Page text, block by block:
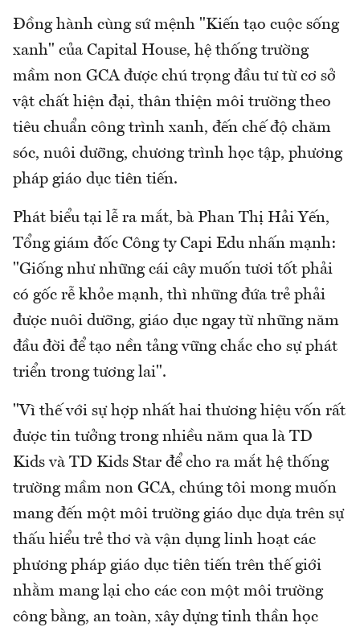
Đồng hành cùng sứ mệnh "Kiến tạo cuộc sống
xanh" của Capital House, hệ thống trường
mầm non GCA được chú trọng đầu tư từ cơ sở
vật chất hiện đại, thân thiện môi trường theo
tiêu chuẩn công trình xanh, đến chế độ chăm
sóc, nuôi dưỡng, chương trình học tập, phương
pháp giáo dục tiên tiến.
Phát biểu tại lễ ra mắt, bà Phan Thị Hải Yến,
Tổng giám đốc Công ty Capi Edu nhấn mạnh:
"Giống như những cái cây muốn tươi tốt phải
có gốc rễ khỏe mạnh, thì những đứa trẻ phải
được nuôi dưỡng, giáo dục ngay từ những năm
đầu đời để tạo nền tảng vững chắc cho sự phát
triển trong tương lai".
"Vì thế với sự hợp nhất hai thương hiệu vốn rất
được tin tưởng trong nhiều năm qua là TD
Kids và TD Kids Star để cho ra mắt hệ thống
trường mầm non GCA, chúng tôi mong muốn
mang đến một môi trường giáo dục dựa trên sự
thấu hiểu trẻ thơ và vận dụng linh hoạt các
phương pháp giáo dục tiên tiến trên thế giới
nhằm mang lại cho các con một môi trường
công bằng, an toàn, xây dựng tinh thần học